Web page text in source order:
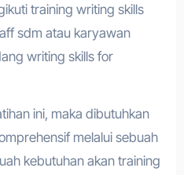
training writing skills
sdm atau karyawan
writing skills for
ini, maka dibutuhkan
melalui sebuah
kebutuhan akan training